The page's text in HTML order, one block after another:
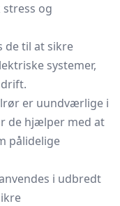
og
de til at sikre
systemer,
er uundværlige i
de hjælper med at
pålidelige
i udbredt